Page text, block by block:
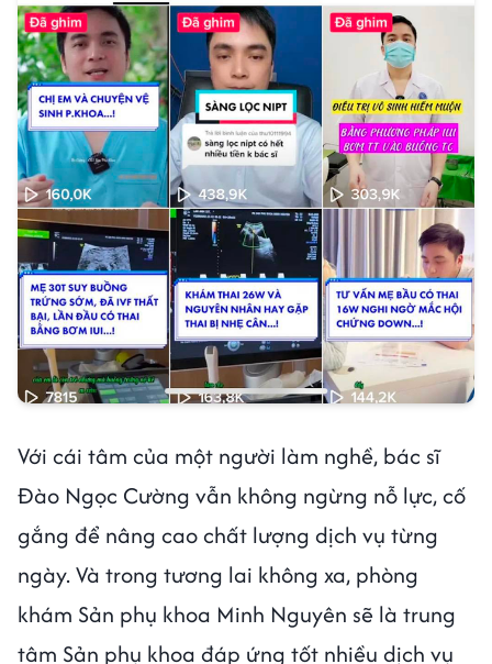
Với cái tâm của một người làm nghề, bác sĩ
Đào Ngọc Cường vẫn không ngừng nỗ lực, cố
gắng để nâng cao chất lượng dịch vụ từng
ngày. Và trong tương lai không xa, phòng
khám Sản phụ khoa Minh Nguyên sẽ là trung
tâm Sản phụ khoa đáp ứng tốt nhiều dịch vụ